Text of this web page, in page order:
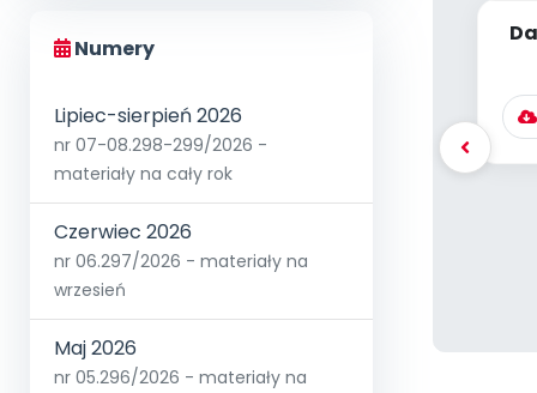
Numery
Lipiec-sierpień 2026
nr 07-08.298-299/2026 -
materiały na cały rok
Czerwiec 2026
nr 06.297/2026 - materiały na
wrzesień
Maj 2026
nr 05.296/2026 - materiały na